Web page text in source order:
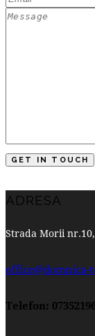
ADRESA
Strada Morii
office@domnica-
Telefon: